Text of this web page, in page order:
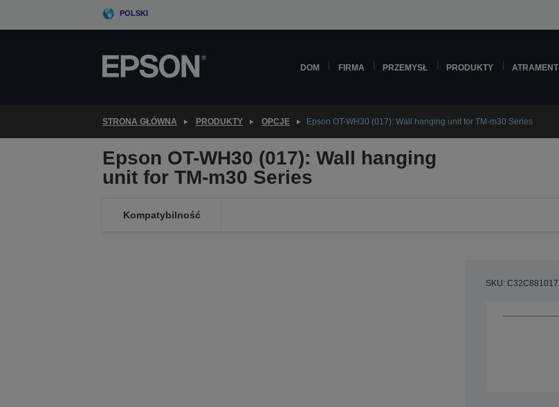
POLSKI
DOM FIRMA PRZEMYSŁ PRODUKTY ATRAMENT
STRONA GŁÓWNA PRODUKTY OPCJE Epson OT-WH30 (017): Wall hanging unit for TM-m30 Series
Epson OT-WH30 (017): Wall hanging
unit for TM-m30 Series
Kompatybilność
SKU: C32C881017